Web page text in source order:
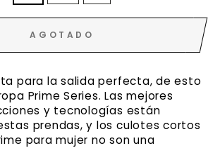
AGOTADO
para la salida perfecta, de esto
Prime Series. Las mejores
y tecnologías están
prendas, y los culotes cortos
para mujer no son una